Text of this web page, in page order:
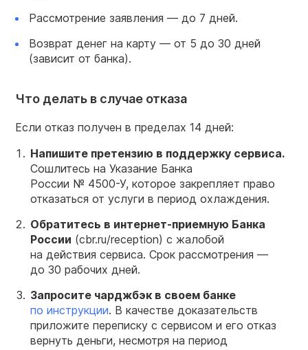
Рассмотрение заявления — до 7 дней.
Возврат денег на карту — от 5 до 30 дней
(зависит от банка).
Что делать в случае отказа
Если отказ получен в пределах 14 дней:
Напишите претензию в поддержку сервиса.
Сошлитесь на Указание Банка
России № 4500-У, которое закрепляет право
отказаться от услуги в период охлаждения.
Обратитесь в интернет-приемную Банка
России (cbr.ru/reception) с жалобой
на действия сервиса. Срок рассмотрения —
до 30 рабочих дней.
Запросите чарджбэк в своем банке
по инструкции. В качестве доказательств
приложите переписку с сервисом и его отказ
вернуть деньги, несмотря на период